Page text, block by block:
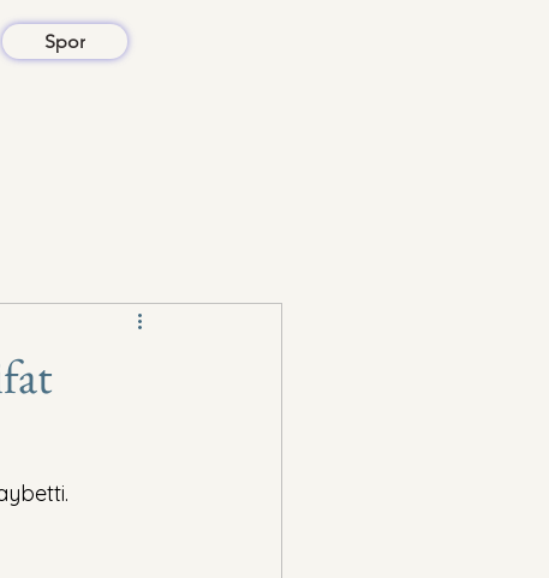
Spor